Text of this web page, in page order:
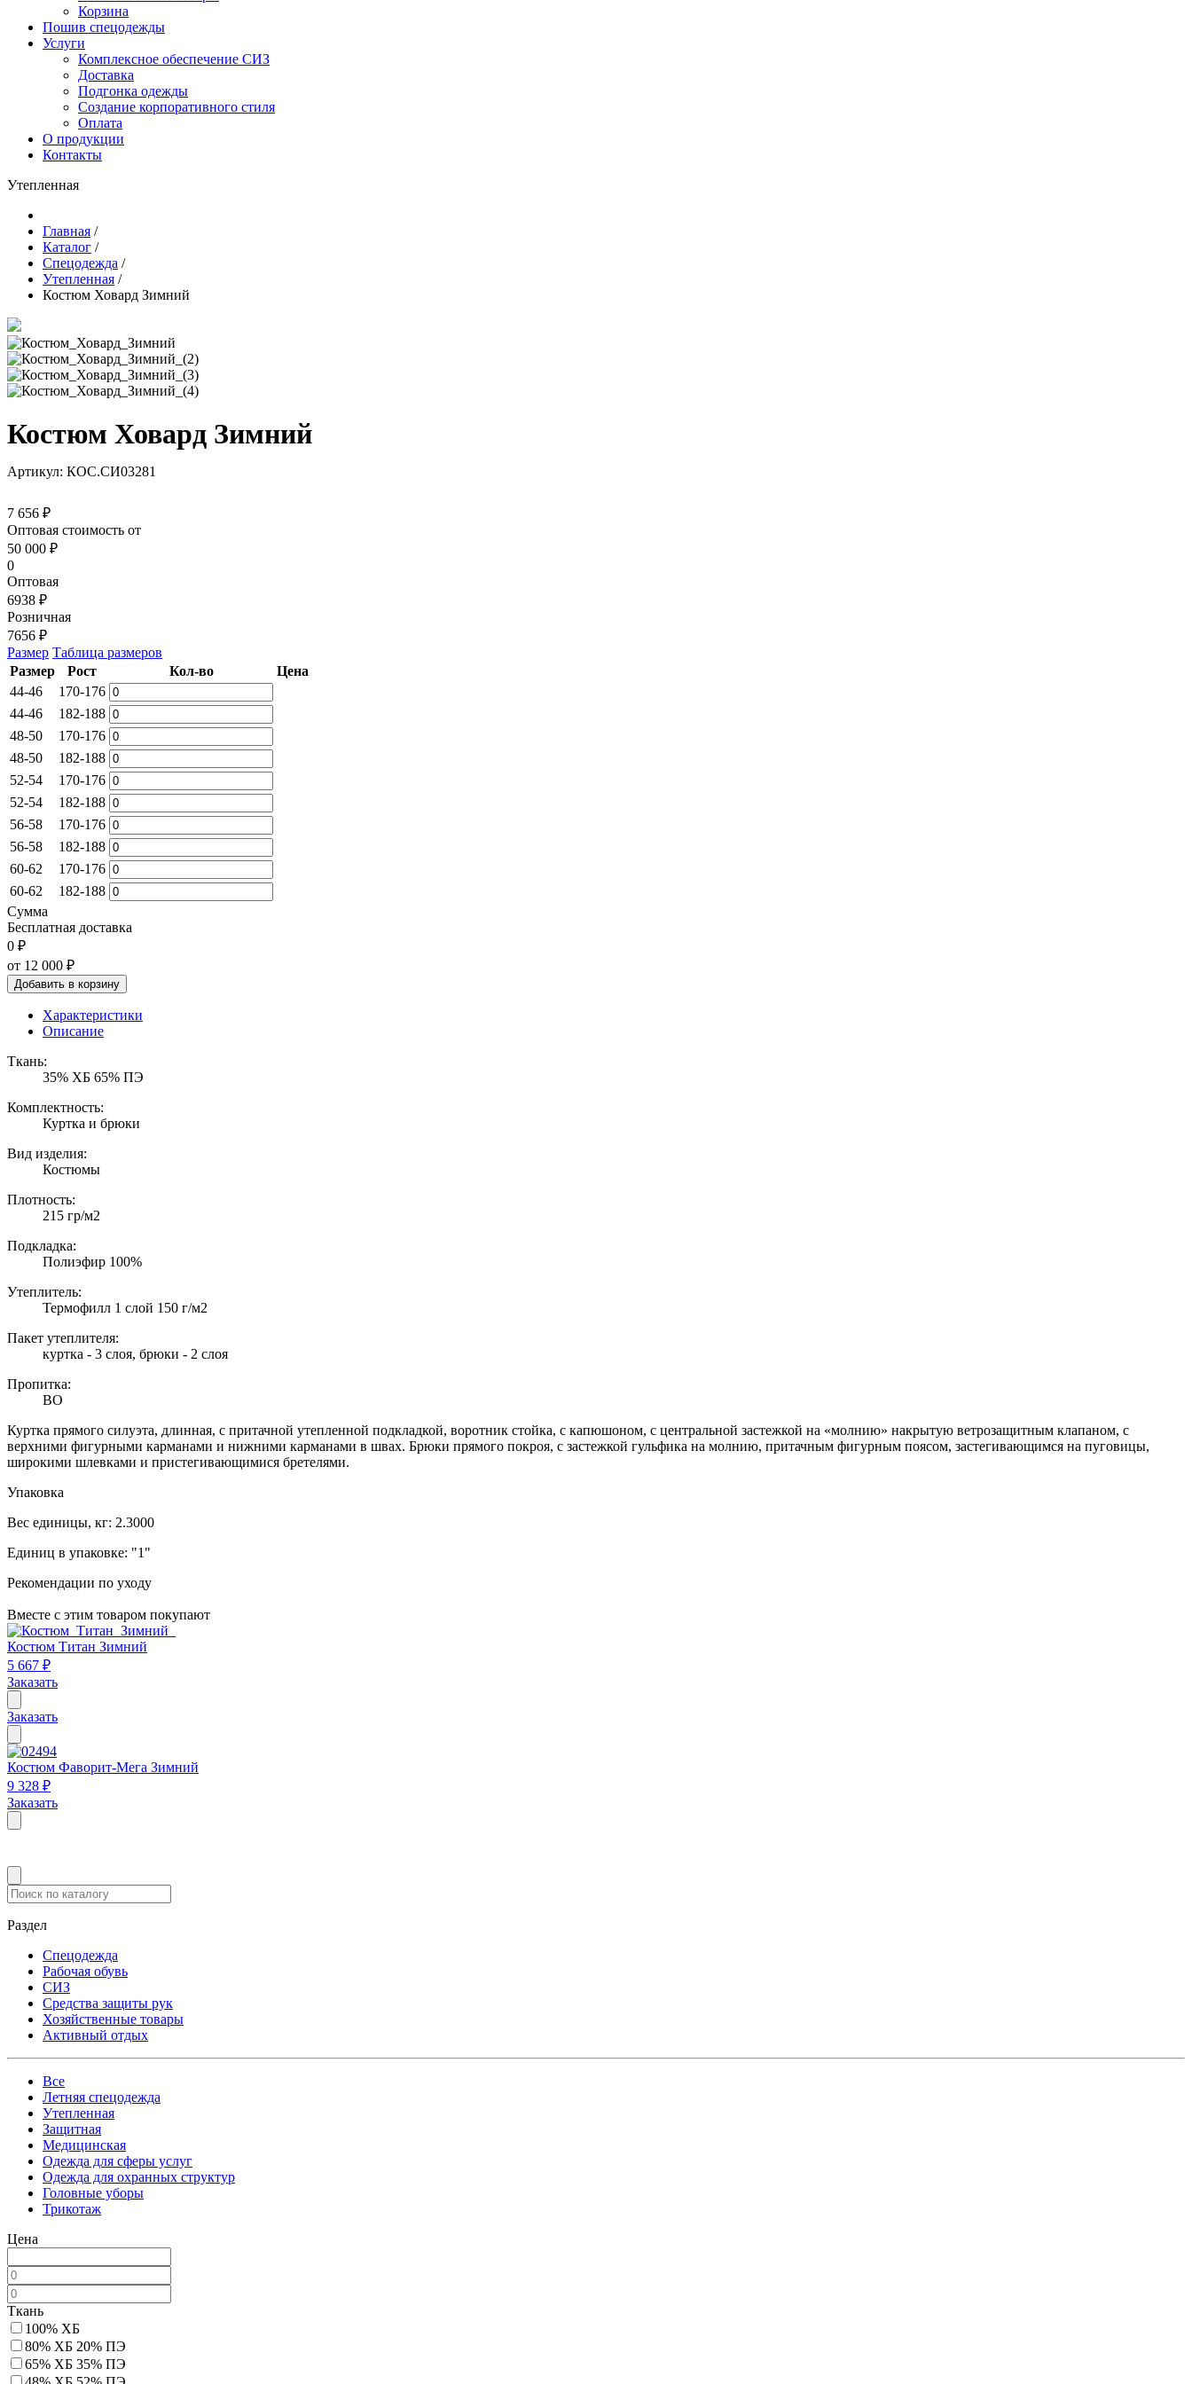
Корзина
Пошив спецодежды
Услуги
Комплексное обеспечение СИЗ
Доставка
Подгонка одежды
Создание корпоративного стиля
Оплата
О продукции
Контакты
Утепленная
Главная /
Каталог /
Спецодежда /
Утепленная /
Костюм Ховард Зимний
Костюм Ховард Зимний
Артикул: КОС.СИ03281
7 656 ₽
Оптовая стоимость от
50 000 ₽
0
Оптовая
6938 ₽
Розничная
7656 ₽
Размер Таблица размеров
Размер
Рост Кол-во
Цена
44-46
170-176
44-46
182-188
48-50
170-176
48-50
182-188
52-54
170-176
52-54
182-188
56-58
170-176
56-58
182-188
60-62
170-176
60-62
182-188
Сумма
Бесплатная доставка
0 ₽
от 12 000 ₽
Добавить в корзину
Характеристики
Описание
Ткань:
35% ХБ 65% ПЭ
Комплектность:
Куртка и брюки
Вид изделия:
Костюмы
Плотность:
215 гр/м2
Подкладка:
Полиэфир 100%
Утеплитель:
Термофилл 1 слой 150 г/м2
Пакет утеплителя:
куртка - 3 слоя, брюки - 2 слоя
Пропитка:
ВО
Куртка прямого силуэта, длинная, с притачной утепленной подкладкой, воротник стойка, с капюшоном, с центральной застежкой на «молнию» накрытую ветрозащитным клапаном, с
верхними фигурными карманами и нижними карманами в швах. Брюки прямого покроя, с застежкой гульфика на молнию, притачным фигурным поясом, застегивающимся на пуговицы,
широкими шлевками и пристегивающимися бретелями.
Упаковка
Вес единицы, кг: 2.3000
Единиц в упаковке: "1"
Рекомендации по уходу
Вместе с этим товаром покупают
Костюм Титан Зимний
5 667 ₽
Заказать
Заказать
Костюм Фаворит-Мега Зимний
9 328 ₽
Заказать
Раздел
Спецодежда
Рабочая обувь
СИЗ
Средства защиты рук
Хозяйственные товары
Активный отдых
Все
Летняя спецодежда
Утепленная
Защитная
Медицинская
Одежда для сферы услуг
Одежда для охранных структур
Головные уборы
Трикотаж
Цена
Ткань
100% ХБ
80% ХБ 20% ПЭ
65% ХБ 35% ПЭ